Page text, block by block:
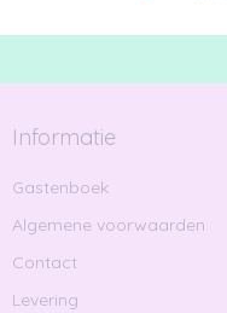
Informatie
Gastenboek
Algemene voorwaarden
Contact
Levering